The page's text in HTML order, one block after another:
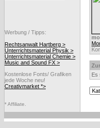
Werbung / Tipps:
Rechtsanwalt Hartberg >
Unterrichtsmaterial Physik >
Unterrichtsmaterial Chemie >
Music and Sound FX >
Kostenlose Fonts/ Grafiken
jede Woche neu!
Creativmarket *>
* Affiliate.
Es